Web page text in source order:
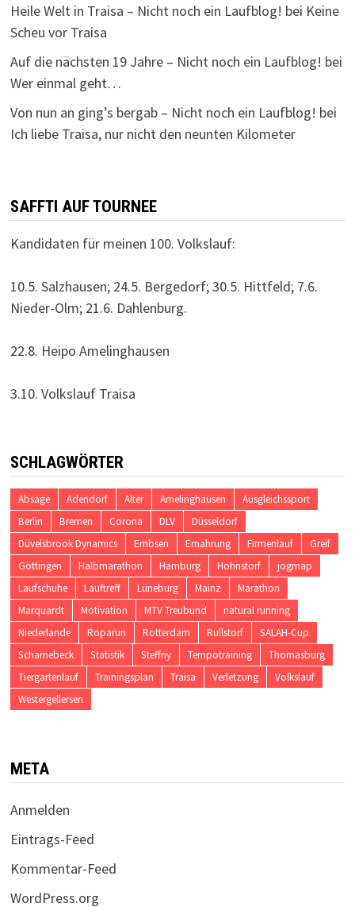
Heile Welt in Traisa – Nicht noch ein Laufblog! bei Keine
Scheu vor Traisa
Auf die nächsten 19 Jahre – Nicht noch ein Laufblog! bei
Wer einmal geht…
Von nun an ging’s bergab – Nicht noch ein Laufblog! bei
Ich liebe Traisa, nur nicht den neunten Kilometer
SAFFTI AUF TOURNEE
Kandidaten für meinen 100. Volkslauf:
10.5. Salzhausen; 24.5. Bergedorf; 30.5. Hittfeld; 7.6.
Nieder-Olm; 21.6. Dahlenburg.
22.8. Heipo Amelinghausen
3.10. Volkslauf Traisa
SCHLAGWÖRTER
Absage Adendorf Alter Amelinghausen
Ausgleichssport
Berlin
Bremen Corona DLV
Düsseldorf
Düvelsbrook Dynamics
Embsen Ernährung Firmenlauf
Greif
Göttingen
Halbmarathon Hamburg Hohnstorf
jogmap
Laufschuhe
Lauftreff Lüneburg Mainz
Marathon
Marquardt
Motivation MTV Treubund
natural running
Niederlande
Roparun Rotterdam Rullstorf
SALAH-Cup
Scharnebeck
Statistik Steffny Tempotraining
Thomasburg
Tiergartenlauf
Trainingsplan Traisa Verletzung
Volkslauf
Westergellersen
META
Anmelden
Eintrags-Feed
Kommentar-Feed
WordPress.org